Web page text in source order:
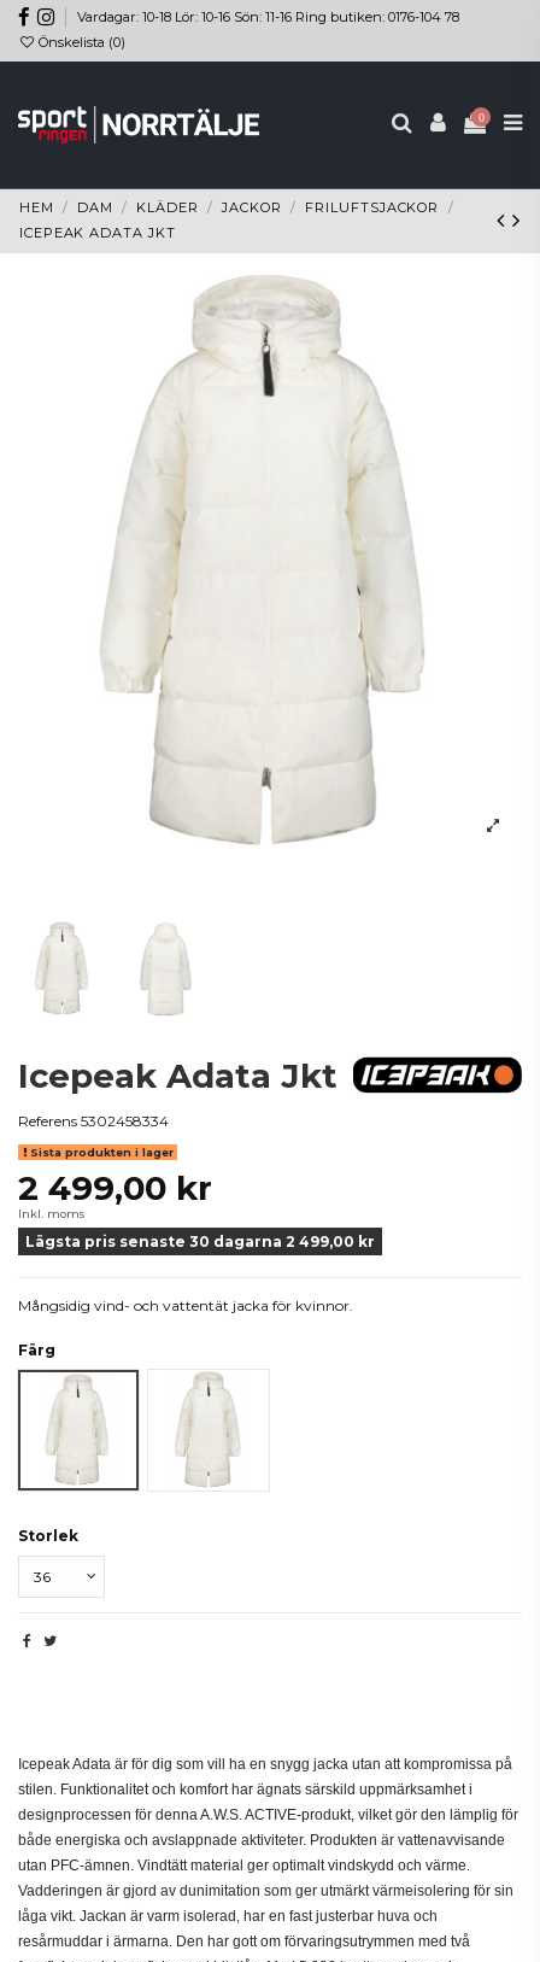
Vardagar: 10-18 Lör: 10-16 Sön: 11-16 Ring butiken: 0176-104 78
Önskelista (0)
0
HEM DAM KLÄDER JACKOR
FRILUFTSJACKOR
ICEPEAK ADATA JKT
Icepeak Adata Jkt
Referens 5302458334
Sista produkten i lager
2 499,00 kr
Inkl. moms
Lägsta pris senaste 30 dagarna 2 499,00 kr
Mångsidig vind- och vattentät jacka för kvinnor.
Färg
Vit
Svart
Storlek
Icepeak Adata är för dig som vill ha en snygg jacka utan att kompromissa på
stilen. Funktionalitet och komfort har ägnats särskild uppmärksamhet i
designprocessen för denna A.W.S. ACTIVE-produkt, vilket gör den lämplig för
både energiska och avslappnade aktiviteter. Produkten är vattenavvisande
utan PFC-ämnen. Vindtätt material ger optimalt vindskydd och värme.
Vadderingen är gjord av dunimitation som ger utmärkt värmeisolering för sin
låga vikt. Jackan är varm isolerad, har en fast justerbar huva och
resårmuddar i ärmarna. Den har gott om förvaringsutrymmen med två